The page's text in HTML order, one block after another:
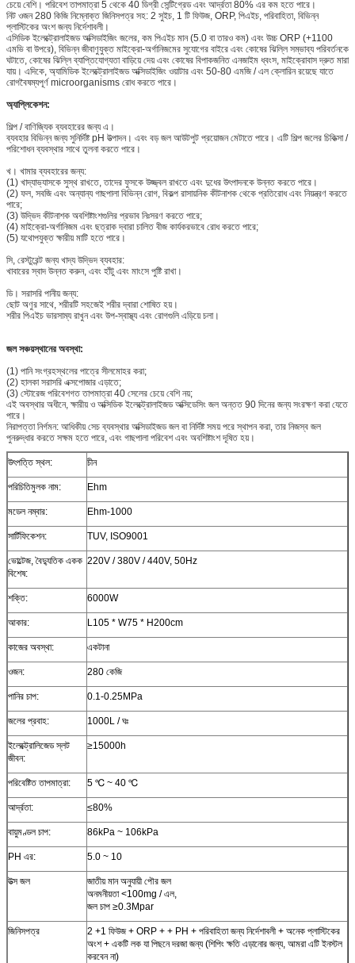
চেয়ে বেশি। পরিবেশ তাপমাত্রা 5 থেকে 40 ডিগ্রী সেন্টিগ্রেড এবং আর্দ্রতা 80% এর কম হতে পারে।
নিট ওজন 280 কিজি নিম্নোক্ত জিনিসপত্র সহ: 2 সুইচ, 1 টি ফিউজ, ORP, পিএইচ, পরিবাহিতা, বিভিন্ন
প্লাস্টিকের অংশ জন্য নির্দেশাবলী।
এসিডিক ইলেক্ট্রোলাইজড অক্সিডাইজিং জলের, কম পিএইচ মান (5.0 বা তারও কম) এবং উচ্চ ORP (+1100
এমভি বা উপরে), বিভিন্ন জীবাণুযুক্ত মাইক্রো-অর্গানিজমের সুযোগের বাইরে এবং কোষের ঝিল্লি সম্ভাব্য পরিবর্তনকে
ঘটাতে, কোষের ঝিল্লি ব্যাপ্তিযোগ্যতা বাড়িয়ে দেয় এবং কোষের বিপাকজনিত এনজাইম ধ্বংস, মাইক্রোবাস দ্রুত মারা
যায়। এদিকে, অ্যামিডিক ইলেক্ট্রোলাইজড অক্সিডাইজিং ওয়াটার এবং 50-80 এমজি / এল ক্লোরিন রয়েছে যাতে
রোগবৈষম্যপূর্ণ microorganisms রোধ করতে পারে।
অ্যাপ্লিকেশন:
শিল্প / বাণিজ্যিক ব্যবহারের জন্য এ।
ব্যবহার বিভিন্ন জন্য সুনির্দিষ্ট pH উত্পাদন। এবং বড় জল আউটপুট প্রয়োজন মেটাতে পারে। এটি শিল্প জলের চিকিত্সা /
পরিশোধন ব্যবস্থার সাথে তুলনা করতে পারে।
খ। খামার ব্যবহারের জন্য:
(1) খাদ্যাভ্যাসকে সুস্থ রাখতে, তাদের ফুসকে উজ্জ্বল রাখতে এবং দুধের উৎপাদনকে উন্নত করতে পারে।
(2) ফল, সবজি এবং অন্যান্য গাছপালা বিভিন্ন রোগ, বিকল্প রাসায়নিক কীটনাশক থেকে প্রতিরোধ এবং নিয়ন্ত্রণ করতে
পারে;
(3) উদ্ভিদ কীটনাশক অবশিষ্টাংশগুলির প্রভাব নিঃসরণ করতে পারে;
(4) মাইক্রো-অর্গানিজম এবং ছত্রাক দ্বারা চালিত বীজ কার্যকরভাবে রোধ করতে পারে;
(5) যথোপযুক্ত ক্ষারীয় মাটি হতে পারে।
সি, রেস্টুরেন্ট জন্য খাদ্য উদ্ভিদ ব্যবহার:
খাবারের স্বাদ উন্নত করুন, এবং হাঁটু এবং মাংসে পুষ্টি রাখা।
ডি। সরাসরি পানীয় জন্য:
ছোট অণুর সাথে, শরীরটি সহজেই শরীর দ্বারা শোষিত হয়।
শরীর পিএইচ ভারসাম্য রাখুন এবং উপ-স্বাস্থ্য এবং রোগগুলি এড়িয়ে চলা।
জল সঞ্চয়স্থানের অবস্থা:
(1) পানি সংগ্রহস্থলের পাত্রে সীলমোহর করা;
(2) হালকা সরাসরি এক্সপোজার এড়াতে;
(3) স্টোরেজ পরিবেশগত তাপমাত্রা 40 সেলের চেয়ে বেশি নয়;
এই অবস্থার অধীনে, ক্ষারীয় ও অক্সিডিক ইলেক্ট্রোলাইজড অক্সিডেসিং জল অন্তত 90 দিনের জন্য সংরক্ষণ করা যেতে
পারে।
নিরাপত্তা নির্গমন: আধিকীয় সেচ ব্যবস্থার অক্সিডাইজড জল বা নির্দিষ্ট সময় পরে স্থাপন করা, তার নিজস্ব জল
পুনরুদ্ধার করতে সক্ষম হতে পারে, এবং গাছপালা পরিবেশ এবং অবশিষ্টাংশ দূষিত হয়।
উৎপত্তি স্থল: চীন
পরিচিতিমুলক নাম: Ehm
মডেল নম্বার: Ehm-1000
সার্টিফিকেশন: TUV, ISO9001
ভোল্টেজ, বৈদ্যুতিক একক
বিশেষ:
220V / 380V / 440V, 50Hz
শক্তি: 6000W
আকার: L105 * W75 * H200cm
কাজের অবস্থা: একটানা
ওজন: 280 কেজি
পানির চাপ: 0.1-0.25MPa
জলের প্রবাহ: 1000L / ঘঃ
ইলেক্ট্রোলিজেড স্লট
জীবন:
≥15000h
পরিবেষ্টিত তাপমাত্রা: 5 ℃ ~ 40 ℃
আর্দ্রতা: ≤80%
বায়ুমণ্ডল চাপ: 86kPa ~ 106kPa
PH এর: 5.0 ~ 10
উত্স জল
জাতীয় মান অনুযায়ী পৌর জল
অনমনীয়তা <100mg / এল,
জল চাপ ≥0.3Mpar
জিনিসপত্র
2 +1 ফিউজ + ORP + + PH + পরিবাহিতা জন্য নির্দেশাবলী + অনেক প্লাস্টিকের
অংশ + একটি লক যা পিছনে দরজা জন্য (শিপিং ক্ষতি এড়ানোর জন্য, আমরা এটি ইনস্টল
করবেন না)